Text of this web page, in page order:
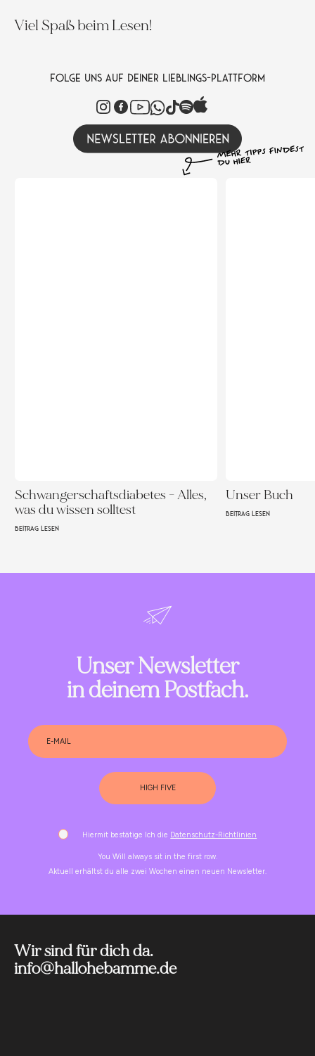
Viel Spaß beim Lesen!
FOLGE UNS AUF DEINER LIEBLINGS-PLATTFORM
Schwangerschaftsdiabetes - Alles,
was du wissen solltest
BEITRAG LESEN
Unser Buch
BEITRAG LESEN
Unser Newsletter
in deinem Postfach.
HIGH FIVE
Hiermit bestätige Ich die Datenschutz-Richtlinien
You Will always sit in the first row.
Aktuell erhältst du alle zwei Wochen einen neuen Newsletter.
Wir sind für dich da.
info@hallohebamme.de